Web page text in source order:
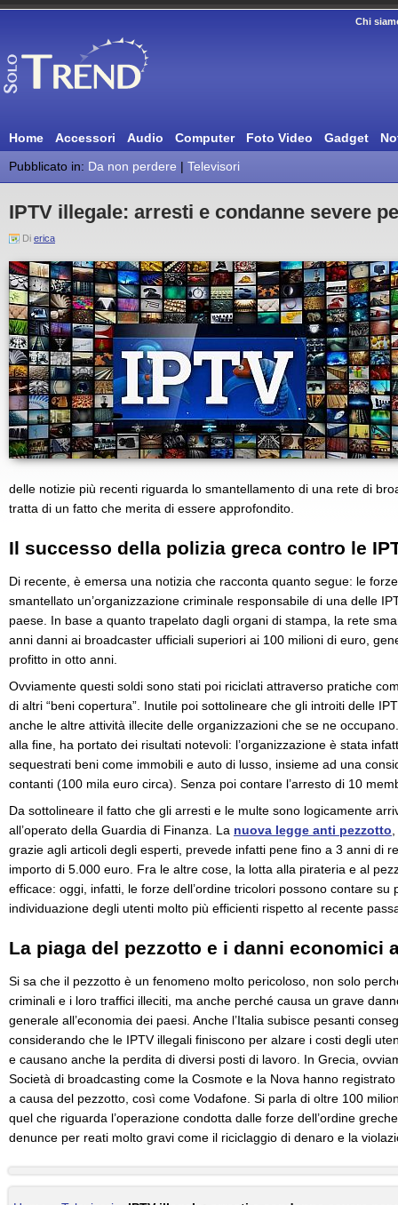
Chi
Home Accessori Audio Computer Foto Video Gadget
Pubblicato in: Da non perdere | Televisori
IPTV illegale: arresti e condanne severe
Di erica
delle notizie più recenti riguarda lo smantellamento di una rete di
tratta di un fatto che merita di essere approfondito.
Il successo della polizia greca contro le
Di recente, è emersa una notizia che racconta quanto segue: le
smantellato un’organizzazione criminale responsabile di una delle
paese. In base a quanto trapelato dagli organi di stampa, la rete
anni danni ai broadcaster ufficiali superiori ai 100 milioni di euro,
profitto in otto anni.
Ovviamente questi soldi sono stati poi riciclati attraverso pratiche
di altri “beni copertura”. Inutile poi sottolineare che gli introiti delle
anche le altre attività illecite delle organizzazioni che se ne
alla fine, ha portato dei risultati notevoli: l’organizzazione è stata
sequestrati beni come immobili e auto di lusso, insieme ad una
contanti (100 mila euro circa). Senza poi contare l’arresto di 10
Da sottolineare il fatto che gli arresti e le multe sono logicamente
all’operato della Guardia di Finanza. La nuova legge anti pezzotto
grazie agli articoli degli esperti, prevede infatti pene fino a 3 anni di
importo di 5.000 euro. Fra le altre cose, la lotta alla pirateria e al
efficace: oggi, infatti, le forze dell’ordine tricolori possono contare su
individuazione degli utenti molto più efficienti rispetto al recente
La piaga del pezzotto e i danni economici
Si sa che il pezzotto è un fenomeno molto pericoloso, non solo
criminali e i loro traffici illeciti, ma anche perché causa un grave
generale all’economia dei paesi. Anche l’Italia subisce pesanti
considerando che le IPTV illegali finiscono per alzare i costi degli
e causano anche la perdita di diversi posti di lavoro. In Grecia,
Società di broadcasting come la Cosmote e la Nova hanno
a causa del pezzotto, così come Vodafone. Si parla di oltre 100
quel che riguarda l’operazione condotta dalle forze dell’ordine
denunce per reati molto gravi come il riciclaggio di denaro e la